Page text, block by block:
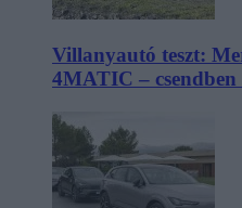
Villanyautó teszt:
4MATIC –